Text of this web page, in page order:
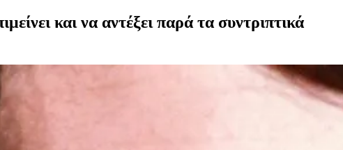
και να αντέξει παρά τα συντριπτικά